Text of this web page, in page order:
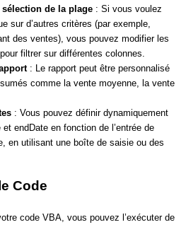
de la plage : Si vous voulez
sur d’autres critères (par exemple,
des ventes), vous pouvez modifier les
filtrer sur différentes colonnes.
: Le rapport peut être personnalisé
comme la vente moyenne, la vente
: Vous pouvez définir dynamiquement
endDate en fonction de l’entrée de
en utilisant une boîte de saisie ou des
Code
code VBA, vous pouvez l’exécuter de